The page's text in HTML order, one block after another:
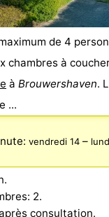
de 4
chambres à
à Brouwershaven.
...
vendredi 14 –
2.
consultation.